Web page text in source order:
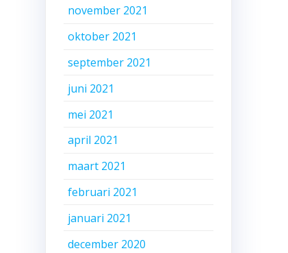
november 2021
oktober 2021
september 2021
juni 2021
mei 2021
april 2021
maart 2021
februari 2021
januari 2021
december 2020